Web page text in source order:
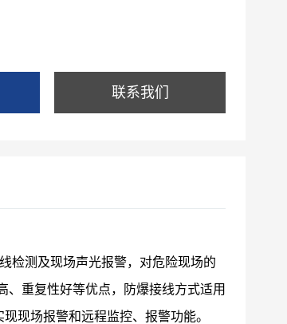
联系我们
检测及现场声光报警，对危险现场的
重复性好等优点，防爆接线方式适用
现场报警和远程监控、报警功能。